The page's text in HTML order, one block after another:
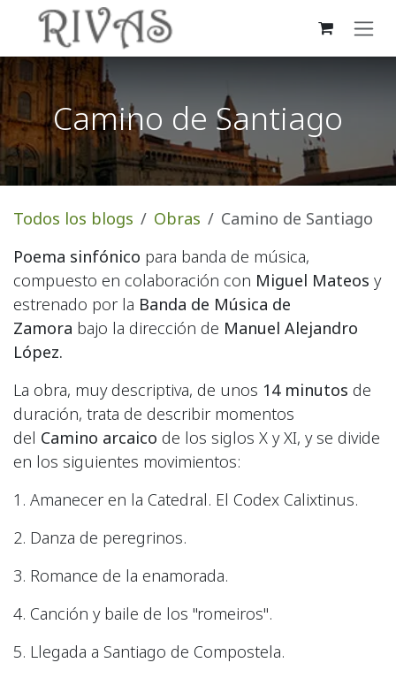
Ir al contenido
Camino de Santiago
Todos los blogs Obras
Camino de Santiago
Poema sinfónico para banda de música,
compuesto en colaboración con Miguel Mateos y
estrenado por la Banda de Música de
Zamora bajo la dirección de Manuel Alejandro
López.
La obra, muy descriptiva, de unos 14 minutos de
duración, trata de describir momentos
del Camino arcaico de los siglos X y XI, y se divide
en los siguientes movimientos:
1. Amanecer en la Catedral. El Codex Calixtinus.
2. Danza de peregrinos.
3. Romance de la enamorada.
4. Canción y baile de los "romeiros".
5. Llegada a Santiago de Compostela.